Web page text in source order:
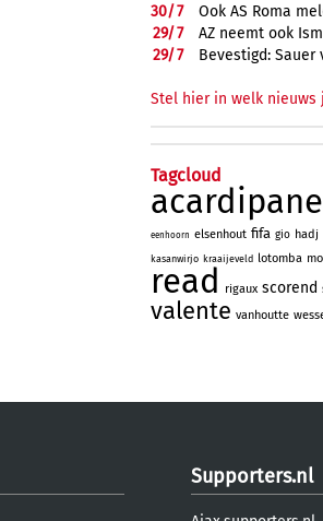
30/7
Ook AS Roma
29/7
AZ neemt ook
29/7 Bevestigd:
Stel hier in welk
Tagcloud
acardipane
eenhoorn elsenhout fifa gio hadj
kasanwirjo kraaijeveld lotomba
read rigaux scorend
valente vanhoutte
Supporters.nl